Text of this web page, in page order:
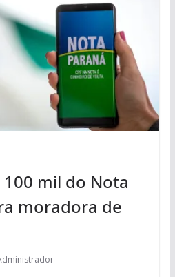
mil do Nota
moradora de